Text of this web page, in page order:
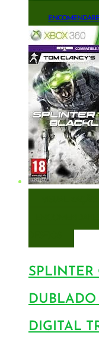
ENCOMENDAR
SPLINTER
DIGITAL